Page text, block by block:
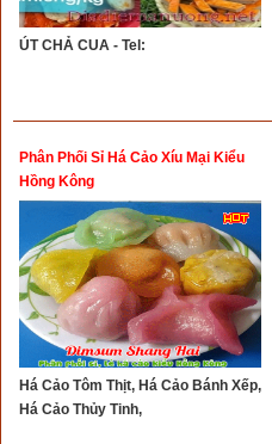
ÚT CHẢ CUA - Tel:
Phân Phối Sỉ Há Cảo Xíu Mại Kiểu
Hồng Kông
Há Cảo Tôm Thịt, Há Cảo Bánh Xếp,
Há Cảo Thủy Tinh,